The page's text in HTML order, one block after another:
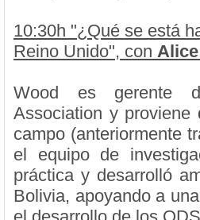
10:30h "¿Qué se está
Reino Unido", con
Wood es gerente
Association y
campo (anteriormente
el equipo de
práctica y desarrolló
Bolivia, apoyando a